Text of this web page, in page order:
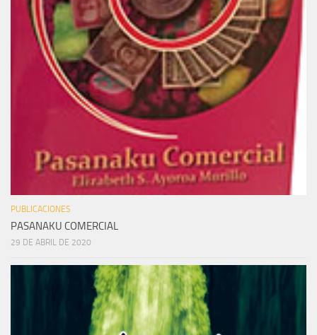
PUBLICACIONES
PASANAKU COMERCIAL
29 DE ABRIL DE 2020